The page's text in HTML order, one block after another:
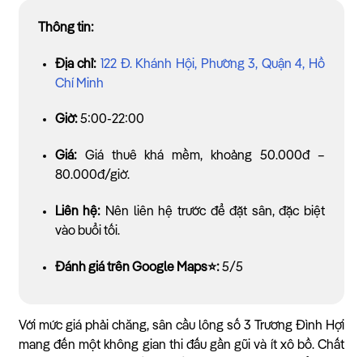
Thông tin:
Địa chỉ:122 Đ. Khánh Hội, Phường 3, Quận 4, Hồ
Chí Minh
Giờ:5:00-22:00
Giá: Giá thuê khá mềm, khoảng 50.000đ –
80.000đ/giờ.
Liên hệ: Nên liên hệ trước để đặt sân, đặc biệt
vào buổi tối.
Đánh giá trên Google Maps⭐:5/5
Với mức giá phải chăng, sân cầu lông số 3 Trương Đình Hợi
mang đến một không gian thi đấu gần gũi và ít xô bồ. Chất